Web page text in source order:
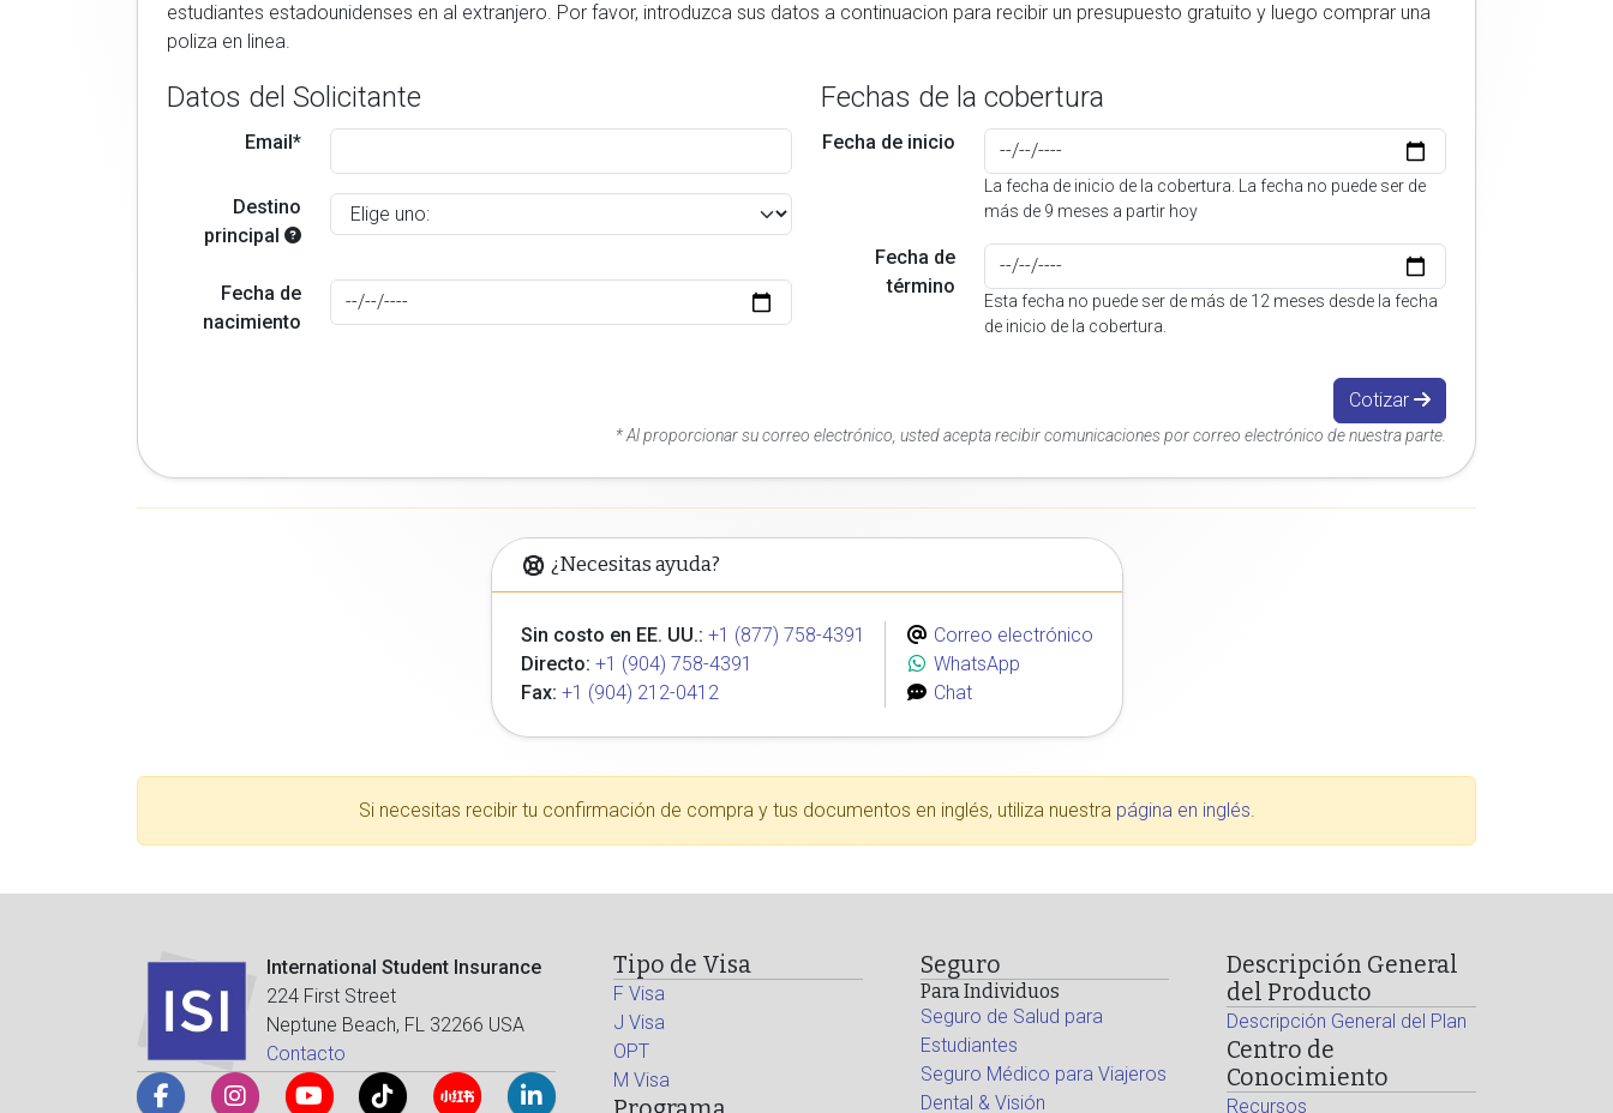
estudiantes estadounidenses en al extranjero. Por favor, introduzca sus datos a continuacion para recibir un presupuesto gratuito y luego comprar una
poliza en linea.
Datos del Solicitante
Email*
Destino
principal
Fecha de
nacimiento
Fechas de la cobertura
Fecha de inicio
La fecha de inicio de la cobertura. La fecha no puede ser de
más de 9 meses a partir hoy
Fecha de
término
Esta fecha no puede ser de más de 12 meses desde la fecha
de inicio de la cobertura.
Cotizar
* Al proporcionar su correo electrónico, usted acepta recibir comunicaciones por correo electrónico de nuestra parte.
¿Necesitas ayuda?
Sin costo en EE. UU.: +1 (877) 758-4391
Directo: +1 (904) 758-4391
Fax: +1 (904) 212-0412
Correo electrónico
WhatsApp
Chat
Si necesitas recibir tu confirmación de compra y tus documentos en inglés, utiliza nuestra página en inglés.
International Student Insurance
224 First Street
Neptune Beach, FL 32266 USA
Contacto
Tipo de Visa
F Visa
J Visa
OPT
M Visa
Seguro
Para Individuos
Seguro de Salud para
Estudiantes
Seguro Médico para Viajeros
Dental & Visión
Descripción General
del Producto
Descripción General del Plan
Centro de
Conocimiento
Recursos